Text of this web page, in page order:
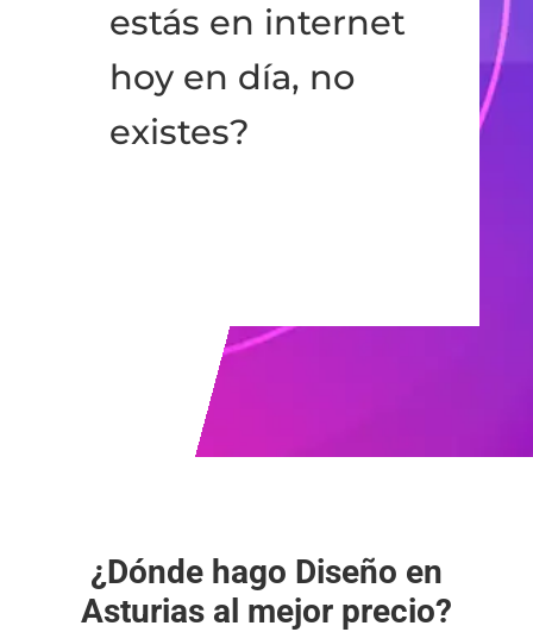
estás en internet
hoy en día, no
existes?
¿Dónde hago Diseño en
Asturias al mejor precio?